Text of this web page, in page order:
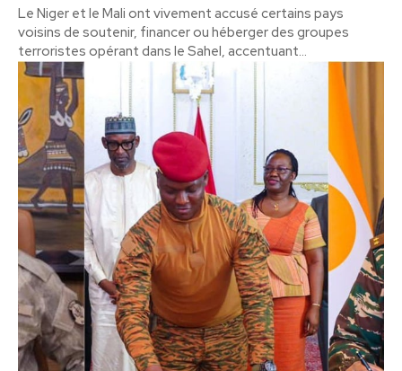
Le Niger et le Mali ont vivement accusé certains pays
voisins de soutenir, financer ou héberger des groupes
terroristes opérant dans le Sahel, accentuant...